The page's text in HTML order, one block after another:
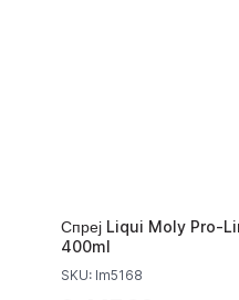
Спреј Liqui Moly Pro-
400ml
SKU: lm5168